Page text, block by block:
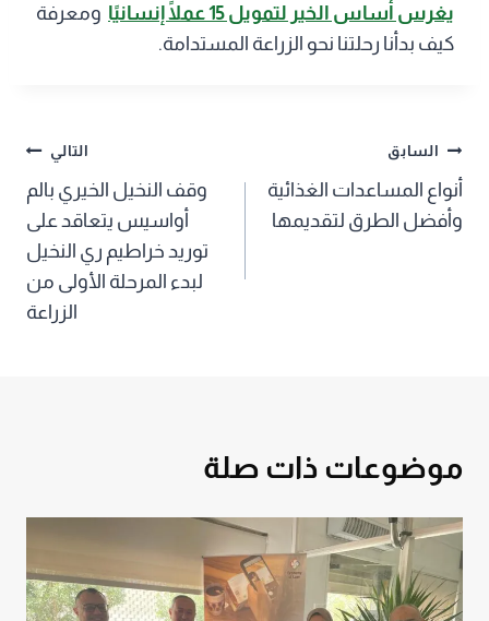
يغرس أساس الخير لتمويل 15 عملًا إنسانيًا
ومعرفة
كيف بدأنا رحلتنا نحو الزراعة المستدامة.
تصفّح
المقالات
السابق
أنواع المساعدات الغذائية
وأفضل الطرق لتقديمها
التالي
وقف النخيل الخيري بالم
أواسيس يتعاقد على
توريد خراطيم ري النخيل
لبدء المرحلة الأولى من
الزراعة
موضوعات ذات صلة